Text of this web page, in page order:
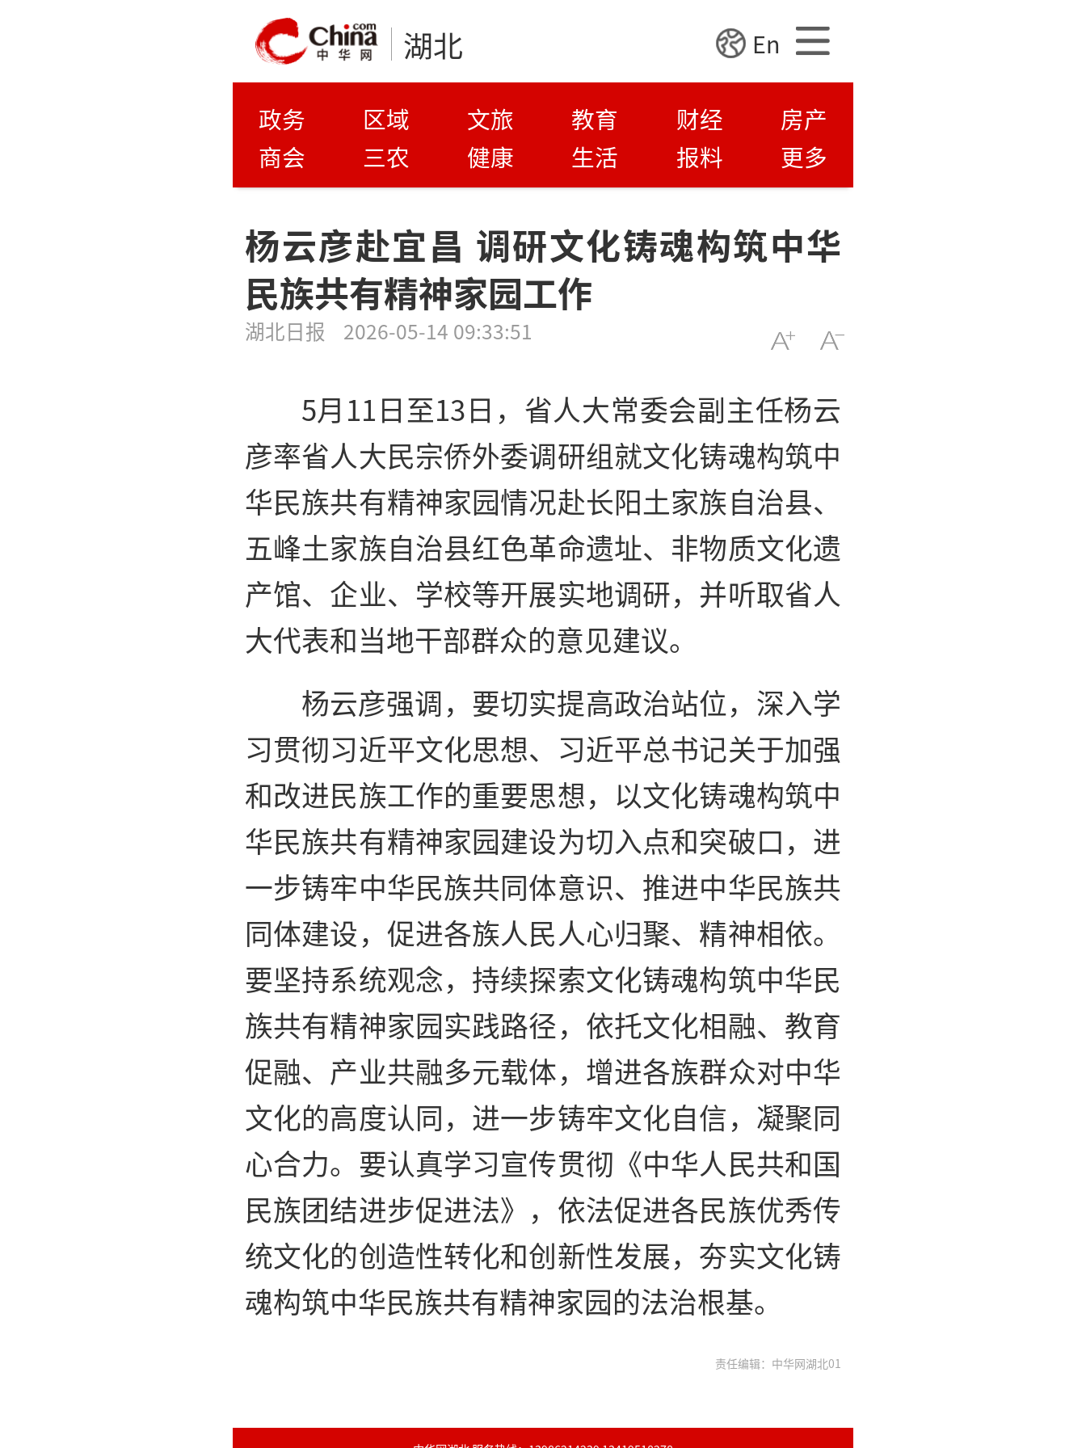
湖北 En
政务 区域 文旅 教育 财经
房产
商会
三农 健康 生活 报料 更多
杨云彦赴宜昌 调研文化铸魂构筑中华
民族共有精神家园工作
湖北日报 2026-05-14 09:33:51
5月11日至13日，省人大常委会副主任杨云
彦率省人大民宗侨外委调研组就文化铸魂构筑中
华民族共有精神家园情况赴长阳土家族自治县、
五峰土家族自治县红色革命遗址、非物质文化遗
产馆、企业、学校等开展实地调研，并听取省人
大代表和当地干部群众的意见建议。
杨云彦强调，要切实提高政治站位，深入学
习贯彻习近平文化思想、习近平总书记关于加强
和改进民族工作的重要思想，以文化铸魂构筑中
华民族共有精神家园建设为切入点和突破口，进
一步铸牢中华民族共同体意识、推进中华民族共
同体建设，促进各族人民人心归聚、精神相依。
要坚持系统观念，持续探索文化铸魂构筑中华民
族共有精神家园实践路径，依托文化相融、教育
促融、产业共融多元载体，增进各族群众对中华
文化的高度认同，进一步铸牢文化自信，凝聚同
心合力。要认真学习宣传贯彻《中华人民共和国
民族团结进步促进法》，依法促进各民族优秀传
统文化的创造性转化和创新性发展，夯实文化铸
魂构筑中华民族共有精神家园的法治根基。
责任编辑：中华网湖北01